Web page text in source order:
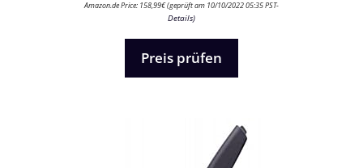
v
Amazon.de Price: 158,99€(geprüft am 10/10/2022 05:35 PST-
Details)
Preis prüfen